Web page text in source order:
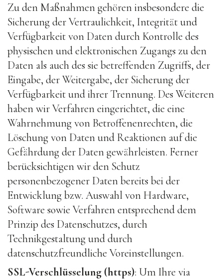
Zu den Maßnahmen gehören insbesondere die
Sicherung der Vertraulichkeit, Integrität und
Verfügbarkeit von Daten durch Kontrolle des
physischen und elektronischen Zugangs zu den
Daten als auch des sie betreffenden Zugriffs, der
Eingabe, der Weitergabe, der Sicherung der
Verfügbarkeit und ihrer Trennung. Des Weiteren
haben wir Verfahren eingerichtet, die eine
Wahrnehmung von Betroffenenrechten, die
Löschung von Daten und Reaktionen auf die
Gefährdung der Daten gewährleisten. Ferner
berücksichtigen wir den Schutz
personenbezogener Daten bereits bei der
Entwicklung bzw. Auswahl von Hardware,
Software sowie Verfahren entsprechend dem
Prinzip des Datenschutzes, durch
Technikgestaltung und durch
datenschutzfreundliche Voreinstellungen.
SSL-Verschlüsselung (https): Um Ihre via